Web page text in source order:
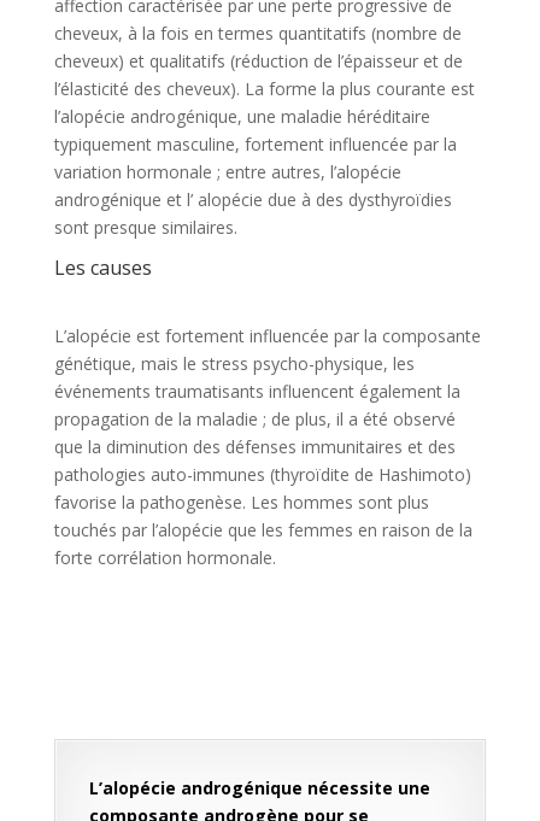
affection caractérisée par une perte progressive de
cheveux, à la fois en termes quantitatifs (nombre de
cheveux) et qualitatifs (réduction de l’épaisseur et de
l’élasticité des cheveux). La forme la plus courante est
l’alopécie androgénique, une maladie héréditaire
typiquement masculine, fortement influencée par la
variation hormonale ; entre autres, l’alopécie
androgénique et l’ alopécie due à des dysthyroïdies
sont presque similaires.
Les causes
L’alopécie est fortement influencée par la composante
génétique, mais le stress psycho-physique, les
événements traumatisants influencent également la
propagation de la maladie ; de plus, il a été observé
que la diminution des défenses immunitaires et des
pathologies auto-immunes (thyroïdite de Hashimoto)
favorise la pathogenèse. Les hommes sont plus
touchés par l’alopécie que les femmes en raison de la
forte corrélation hormonale.
L’alopécie androgénique nécessite une
composante androgène pour se